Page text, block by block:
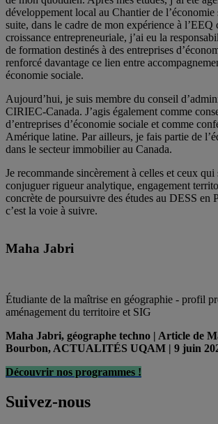
développement local au Chantier de l’économie
suite, dans le cadre de mon expérience à l’EEQ
croissance entrepreneuriale, j’ai eu la
de formation destinés à des entreprises
renforcé davantage ce lien entre
économie sociale.
Aujourd’hui, je suis membre du conseil
CIRIEC-Canada. J’agis également comme
d’entreprises d’économie sociale et comme
Amérique latine. Par ailleurs, je fais partie de
dans le secteur immobilier au Canada.
Je recommande sincèrement à celles et ceux qui
conjuguer rigueur analytique, engagement
concrète de poursuivre des études au DESS en
c’est la voie à suivre.
Maha Jabri
Étudiante de la maîtrise en géographie - profil
aménagement du territoire et SIG
Maha Jabri, géographe techno | Article de
Bourbon, ACTUALITÉS UQAM | 9 juin
Découvrir nos programmes !
Suivez-nous